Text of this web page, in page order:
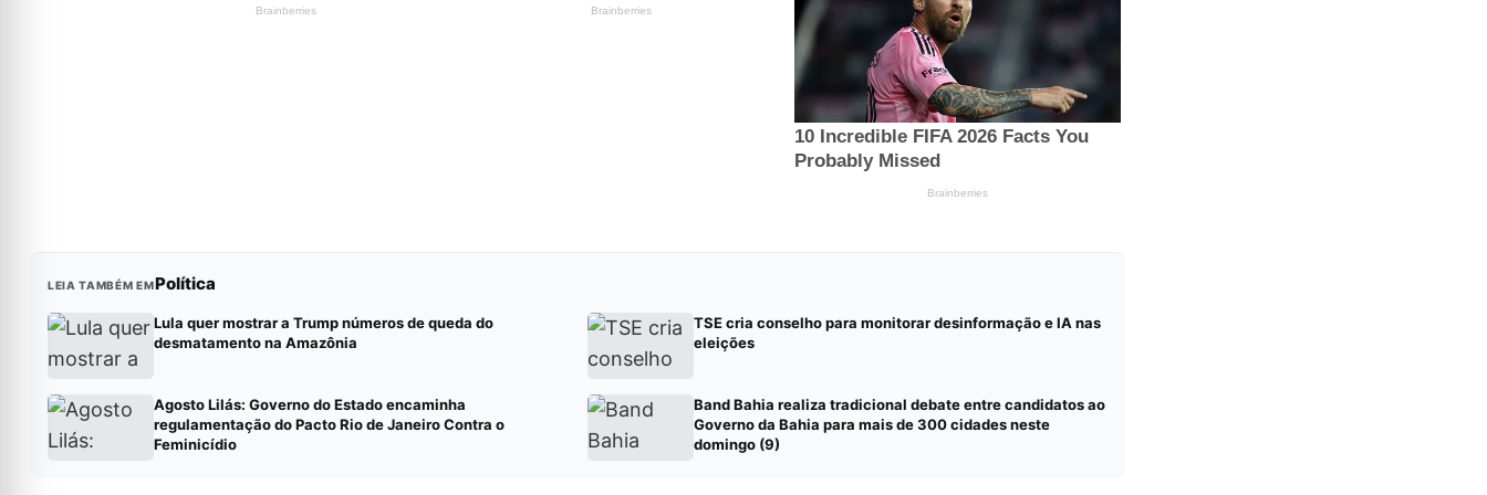
LEIA TAMBÉM EMPolítica
Lula quer mostrar a Trump números de queda do
desmatamento na Amazônia
TSE cria conselho para monitorar desinformação e IA nas
eleições
Agosto Lilás: Governo do Estado encaminha
regulamentação do Pacto Rio de Janeiro Contra o
Feminicídio
Band Bahia realiza tradicional debate entre candidatos ao
Governo da Bahia para mais de 300 cidades neste
domingo (9)